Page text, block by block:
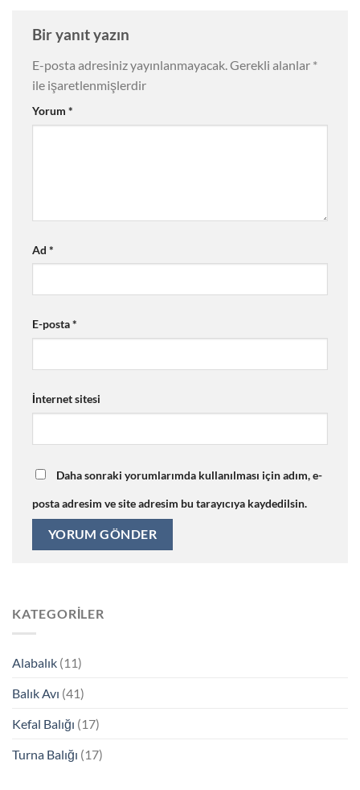
Bir yanıt yazın
E-posta adresiniz yayınlanmayacak.Gerekli alanlar *
ile işaretlenmişlerdir
Yorum *
Ad *
E-posta*
İnternet sitesi
Daha sonraki yorumlarımda kullanılması için adım, e-
posta adresim ve site adresim bu tarayıcıya kaydedilsin.
KATEGORILER
Alabalık (11)
Balık Avı (41)
Kefal Balığı (17)
Turna Balığı (17)